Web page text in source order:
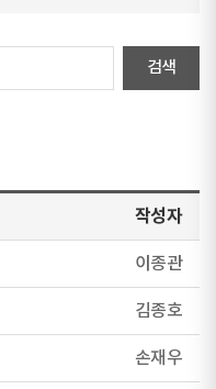
작성자
이종관
김종호
손재우